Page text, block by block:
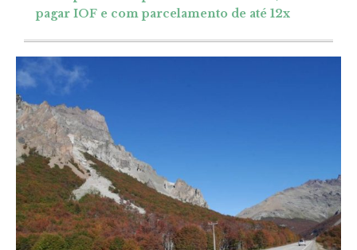
pagar IOF e com parcelamento de até 12x